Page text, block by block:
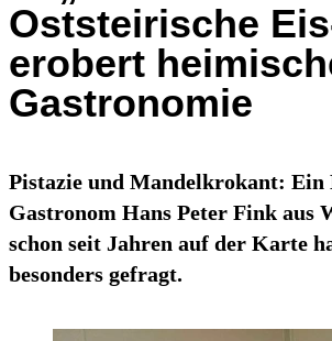
Oststeirische
erobert
Gastronomie
Pistazie und Mandelkrokant: Ein
Gastronom Hans Peter Fink aus
schon seit Jahren auf der Karte
besonders gefragt.